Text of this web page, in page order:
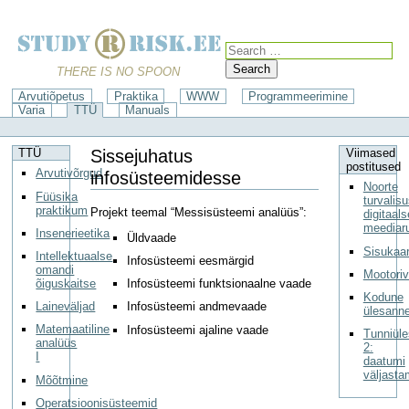
THERE IS NO SPOON Search
Arvutiõpetus Praktika WWW
Programmeerimine
Varia
TTÜ Manuals
TTÜ
Arvutivõrgud
Füüsika
praktikum
Insenerieetika
Intellektuaalse
omandi
õiguskaitse
Laineväljad
Matemaatiline
analüüs
Mõõtmine
Operatsioonisüsteemid
Sissejuhatus
infosüsteemidesse
Projekt teemal “Messisüsteemi analüüs”:
Üldvaade
Infosüsteemi eesmärgid
Infosüsteemi funktsionaalne vaade
Infosüsteemi andmevaade
Infosüsteemi ajaline vaade
Viimased
postitused
Noorte
Kodune
2:
daatumi